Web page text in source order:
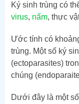
Ký sinh trùng có
virus, nấm, thực
Ước tính có
trùng. Một số ký
(ectoparasites)
chúng
Dưới đây là một